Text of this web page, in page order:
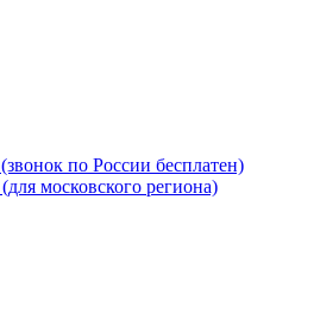
(звонок по России бесплатен)
(для московского региона)